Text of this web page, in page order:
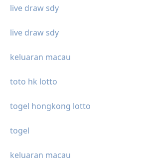
live draw sdy
live draw sdy
keluaran macau
toto hk lotto
togel hongkong lotto
togel
keluaran macau